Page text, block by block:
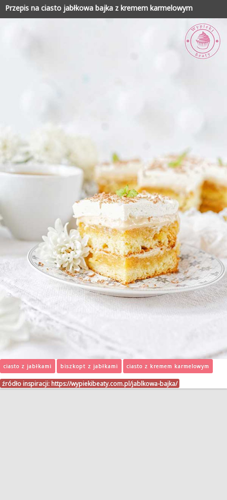
Przepis na ciasto jabłkowa bajka z kremem karmelowym
ciasto z jabłkami biszkopt z jabłkami ciasto z kremem karmelowym
źródło inspiracji: https://wypiekibeaty.com.pl/jablkowa-bajka/